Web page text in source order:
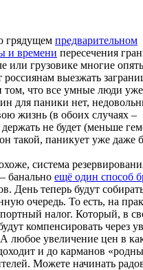
грядущем предварительном
и времени пересечения
или грузовике многие
выезжать
том, что все умные люди
для паники нет,
жизнь (в обоих случаях –
не будет (меньше
такой, паникует уже даже
система
банально ещё один способ
День теперь будут
очередь. То есть, на
налог. Который, в
компенсировать через
любое увеличение цен в
и до карманов
Можете начинать